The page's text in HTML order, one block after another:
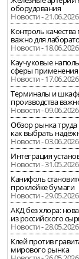
оборудования
Новости -
Контроль
важно для
Новости -
Каучуковые
сферы применения
Новости -
Терминалы и
производства
Новости -
Обзор рынка труда
как выбрать
Новости -
Интеграция
Новости -
Канифоль
проклейке бумаги
Новости -
АКД без хлора:
из российского
Новости -
Клей против
мирового рынка